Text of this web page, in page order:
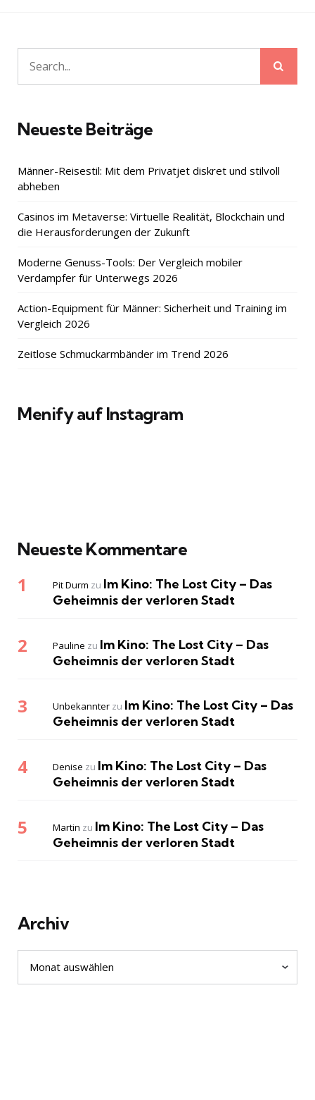
Search
for:
Neueste Beiträge
Männer-Reisestil: Mit dem Privatjet diskret und stilvoll
abheben
Casinos im Metaverse: Virtuelle Realität, Blockchain und
die Herausforderungen der Zukunft
Moderne Genuss-Tools: Der Vergleich mobiler
Verdampfer für Unterwegs 2026
Action-Equipment für Männer: Sicherheit und Training im
Vergleich 2026
Zeitlose Schmuckarmbänder im Trend 2026
Menify auf Instagram
Neueste Kommentare
Pit Durm zu Im Kino: The Lost City – Das
Geheimnis der verloren Stadt
Pauline zu Im Kino: The Lost City – Das
Geheimnis der verloren Stadt
Unbekannter zu Im Kino: The Lost City – Das
Geheimnis der verloren Stadt
Denise zu Im Kino: The Lost City – Das
Geheimnis der verloren Stadt
Martin zu Im Kino: The Lost City – Das
Geheimnis der verloren Stadt
Archiv